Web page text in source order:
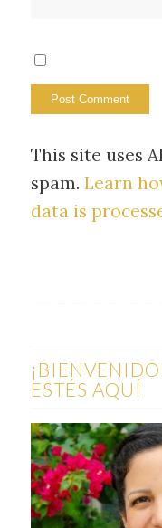
This site uses
spam. Learn
data is
ESTÉS AQUÍ